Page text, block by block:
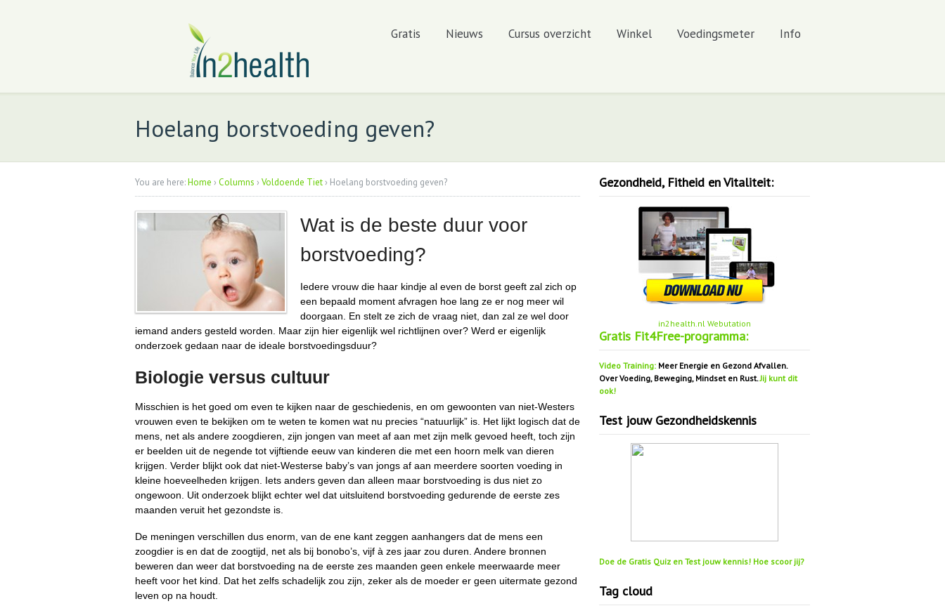
Gratis Nieuws Cursus overzicht Winkel Voedingsmeter Info
Hoelang borstvoeding geven?
You are here:Home › Columns › Voldoende Tiet › Hoelang borstvoeding geven?
Wat is de beste duur voor
borstvoeding?
Iedere vrouw die haar kindje al even de borst geeft zal zich op
een bepaald moment afvragen hoe lang ze er nog meer wil
doorgaan. En stelt ze zich de vraag niet, dan zal ze wel door
iemand anders gesteld worden. Maar zijn hier eigenlijk wel richtlijnen over? Werd er eigenlijk
onderzoek gedaan naar de ideale borstvoedingsduur?
Biologie versus cultuur
Misschien is het goed om even te kijken naar de geschiedenis, en om gewoonten van niet-Westers
vrouwen even te bekijken om te weten te komen wat nu precies “natuurlijk” is. Het lijkt logisch dat de
mens, net als andere zoogdieren, zijn jongen van meet af aan met zijn melk gevoed heeft, toch zijn
er beelden uit de negende tot vijftiende eeuw van kinderen die met een hoorn melk van dieren
krijgen. Verder blijkt ook dat niet-Westerse baby’s van jongs af aan meerdere soorten voeding in
kleine hoeveelheden krijgen. Iets anders geven dan alleen maar borstvoeding is dus niet zo
ongewoon. Uit onderzoek blijkt echter wel dat uitsluitend borstvoeding gedurende de eerste zes
maanden veruit het gezondste is.
De meningen verschillen dus enorm, van de ene kant zeggen aanhangers dat de mens een
zoogdier is en dat de zoogtijd, net als bij bonobo’s, vijf à zes jaar zou duren. Andere bronnen
beweren dan weer dat borstvoeding na de eerste zes maanden geen enkele meerwaarde meer
heeft voor het kind. Dat het zelfs schadelijk zou zijn, zeker als de moeder er geen uitermate gezond
leven op na houdt.
Gezondheid, Fitheid en Vitaliteit:
in2health.nl Webutation
Gratis Fit4Free-programma:
Video Training: Meer Energie en Gezond Afvallen.
Over Voeding, Beweging, Mindset en Rust.Jij kunt dit
ook!
Test jouw Gezondheidskennis
Doe de Gratis Quiz en Test jouw kennis! Hoe scoor jij?
Tag cloud